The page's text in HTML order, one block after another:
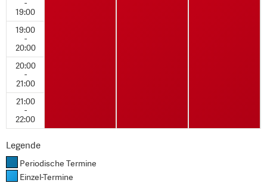
-
19:00
19:00
-
20:00
20:00
-
21:00
21:00
-
22:00
Legende
Periodische Termine
Einzel-Termine